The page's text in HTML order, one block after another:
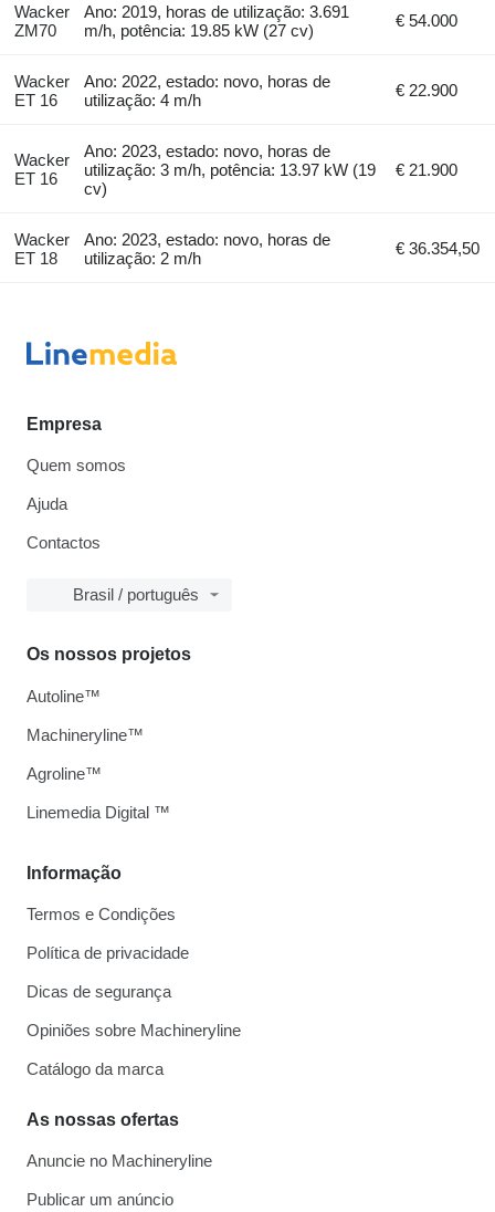
Wacker
ZM70
Ano: 2019, horas de utilização: 3.691
m/h, potência: 19.85 kW (27 cv)
€ 54.000
Wacker
ET 16
Ano: 2022, estado: novo, horas de
utilização: 4 m/h
€ 22.900
Wacker
ET 16
Ano: 2023, estado: novo, horas de
utilização: 3 m/h, potência: 13.97 kW (19
cv)
€ 21.900
Wacker
ET 18
Ano: 2023, estado: novo, horas de
utilização: 2 m/h
€ 36.354,50
Empresa
Quem somos
Ajuda
Contactos
Brasil / português
Informação
Termos e Condições
Política de privacidade
Dicas de segurança
Opiniões sobre Machineryline
Catálogo da marca
As nossas ofertas
Anuncie no Machineryline
Publicar um anúncio
Os nossos projetos
Autoline™
Machineryline™
Agroline™
Linemedia Digital ™